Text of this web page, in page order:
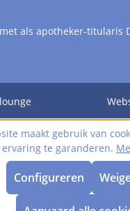
met als apotheker-titularis
maakt gebruik van
te garanderen.
Configureren